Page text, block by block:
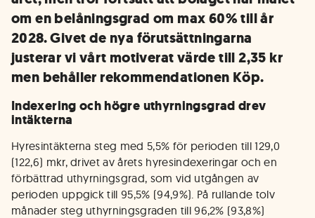
om en belåningsgrad om max 60% till år
2028. Givet de nya förutsättningarna
justerar vi vårt motiverat värde till 2,35 kr
men behåller rekommendationen Köp.
Indexering och högre uthyrningsgrad drev
intäkterna
Hyresintäkterna steg med 5,5% för perioden till 129,0
(122,6) mkr, drivet av årets hyresindexeringar och en
förbättrad uthyrningsgrad, som vid utgången av
perioden uppgick till 95,5% (94,9%). På rullande tolv
månader steg uthyrningsgraden till 96,2% (93,8%)